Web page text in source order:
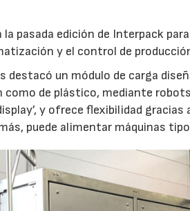
pasada edición de Interpack
y el control de
destacó un módulo de carga
de plástico, mediante
y ofrece flexibilidad
puede alimentar máquinas